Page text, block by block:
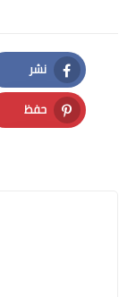
نشر
Facebook
حفظ
Pinterest